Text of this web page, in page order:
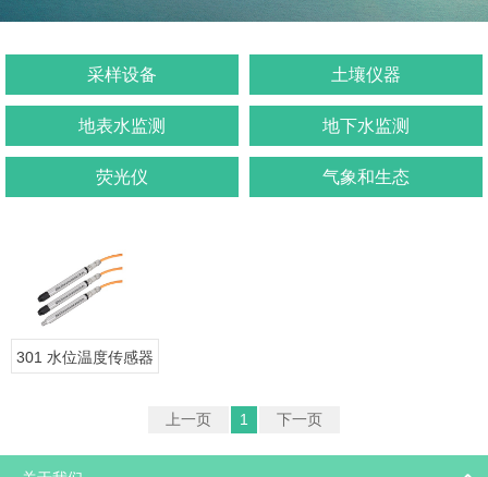
采样设备 土壤仪器
地表水监测 地下水监测
荧光仪 气象和生态
301 水位温度传感器
上一页 1 下一页